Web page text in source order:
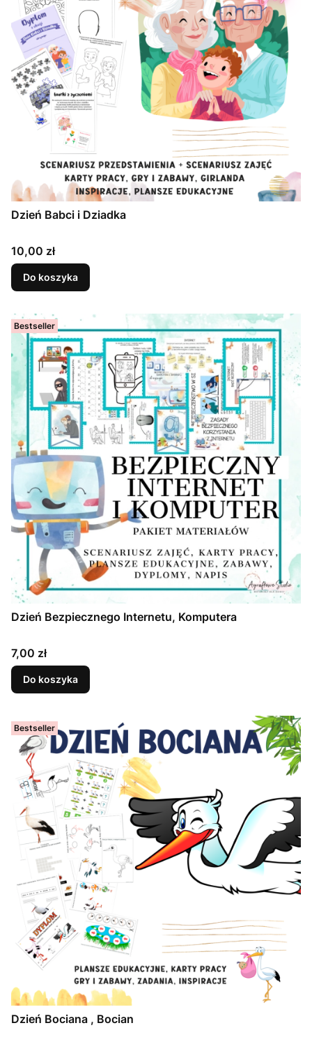
Dzień Babci i Dziadka
Cena
10,00 zł
Do koszyka
Bestseller
Dzień Bezpiecznego Internetu, Komputera
Cena
7,00 zł
Do koszyka
Bestseller
Dzień Bociana , Bocian